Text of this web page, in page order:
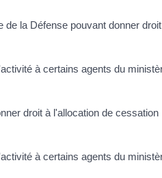
la Défense pouvant donner
à certains agents du
droit à l'allocation de cessation
à certains agents du